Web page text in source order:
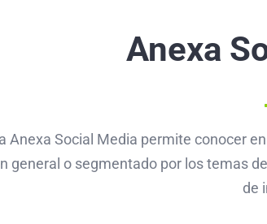
Anexa
Anexa Social Media permite conocer
general o segmentado por los temas
de